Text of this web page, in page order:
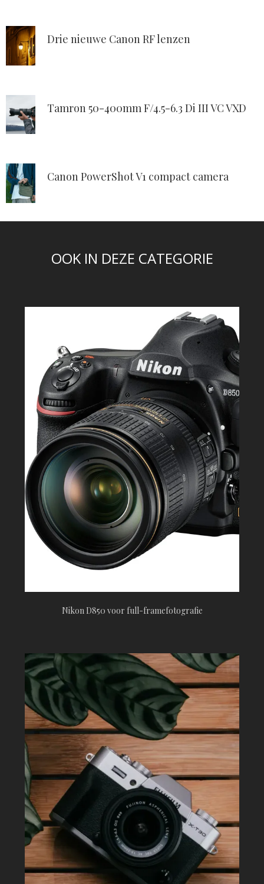
Drie nieuwe Canon RF lenzen
Tamron 50-400mm F/4.5-6.3 Di III VC VXD
Canon PowerShot V1 compact camera
OOK IN DEZE CATEGORIE
Nikon D850 voor full-framefotografie